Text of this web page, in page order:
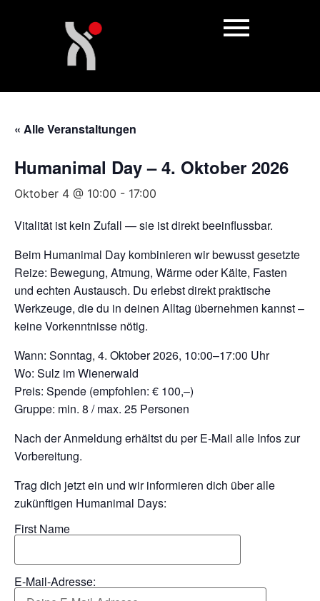
« Alle Veranstaltungen
Humanimal Day – 4. Oktober 2026
Oktober 4 @ 10:00 - 17:00
Vitalität ist kein Zufall — sie ist direkt beeinflussbar.
Beim Humanimal Day kombinieren wir bewusst gesetzte
Reize: Bewegung, Atmung, Wärme oder Kälte, Fasten
und echten Austausch. Du erlebst direkt praktische
Werkzeuge, die du in deinen Alltag übernehmen kannst –
keine Vorkenntnisse nötig.
Wann: Sonntag, 4. Oktober 2026, 10:00–17:00 Uhr
Wo: Sulz im Wienerwald
Preis: Spende (empfohlen: € 100,–)
Gruppe: min. 8 / max. 25 Personen
Nach der Anmeldung erhältst du per E-Mail alle Infos zur
Vorbereitung.
Trag dich jetzt ein und wir informieren dich über alle
zukünftigen Humanimal Days:
First Name
E-Mail-Adresse: